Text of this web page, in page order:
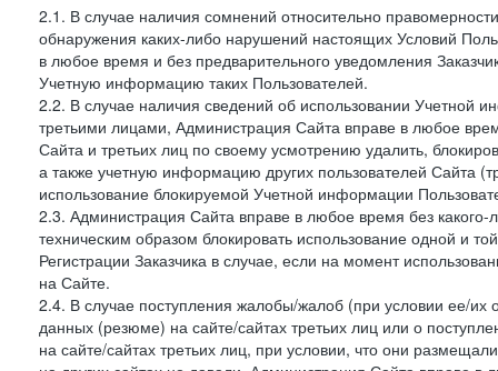
2.1. В случае наличия сомнений относительно
обнаружения каких-либо нарушений настоящих Условий
в любое время и без предварительного уведомления
Учетную информацию таких Пользователей.
2.2. В случае наличия сведений об использовании Учетной
третьими лицами, Администрация Сайта вправе в любое
Сайта и третьих лиц по своему усмотрению удалить,
а также учетную информацию других пользователей Сайта
использование блокируемой Учетной информации
2.3. Администрация Сайта вправе в любое время без
техническим образом блокировать использование одной и
Регистрации Заказчика в случае, если на момент
на Сайте.
2.4. В случае поступления жалобы/жалоб (при условии ее/их
данных (резюме) на сайте/сайтах третьих лиц или о
на сайте/сайтах третьих лиц, при условии, что они